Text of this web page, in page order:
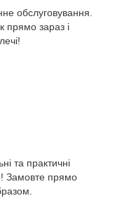
обслуговування.
прямо зараз і
та практичні
Замовте прямо